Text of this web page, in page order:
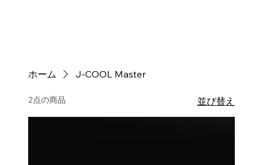
ホーム J-COOL Master
2点の商品 並び替え